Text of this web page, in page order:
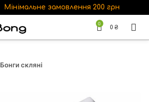
Мінімальне замовлення 200 грн
0
0 ₴
Бонги скляні